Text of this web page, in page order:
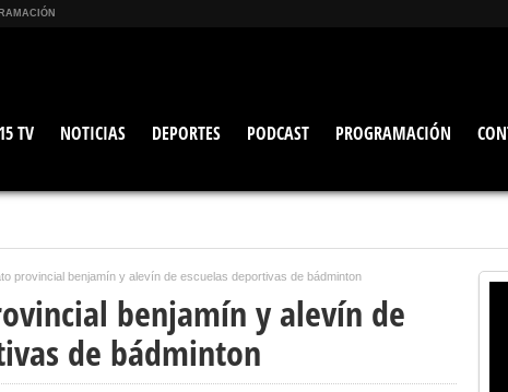
TV NOTICIAS DEPORTES PODCAST PROGRAMACIÓN
provincial benjamín y alevín de escuelas deportivas de bádminton
benjamín y alevín de
de bádminton